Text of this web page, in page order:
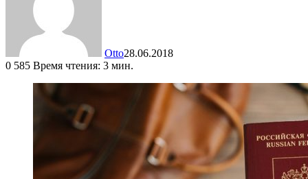
Otto28.06.2018
0 585 Время чтения: 3 мин.